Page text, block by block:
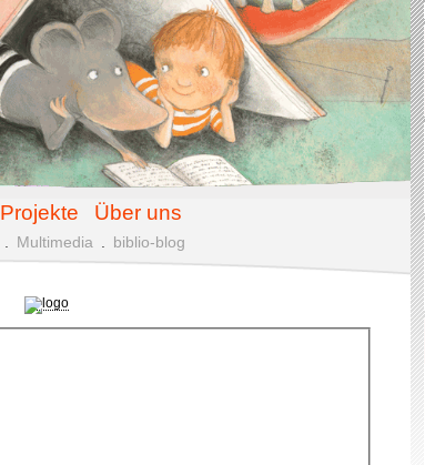
Projekte Über uns
Multimedia biblio-blog